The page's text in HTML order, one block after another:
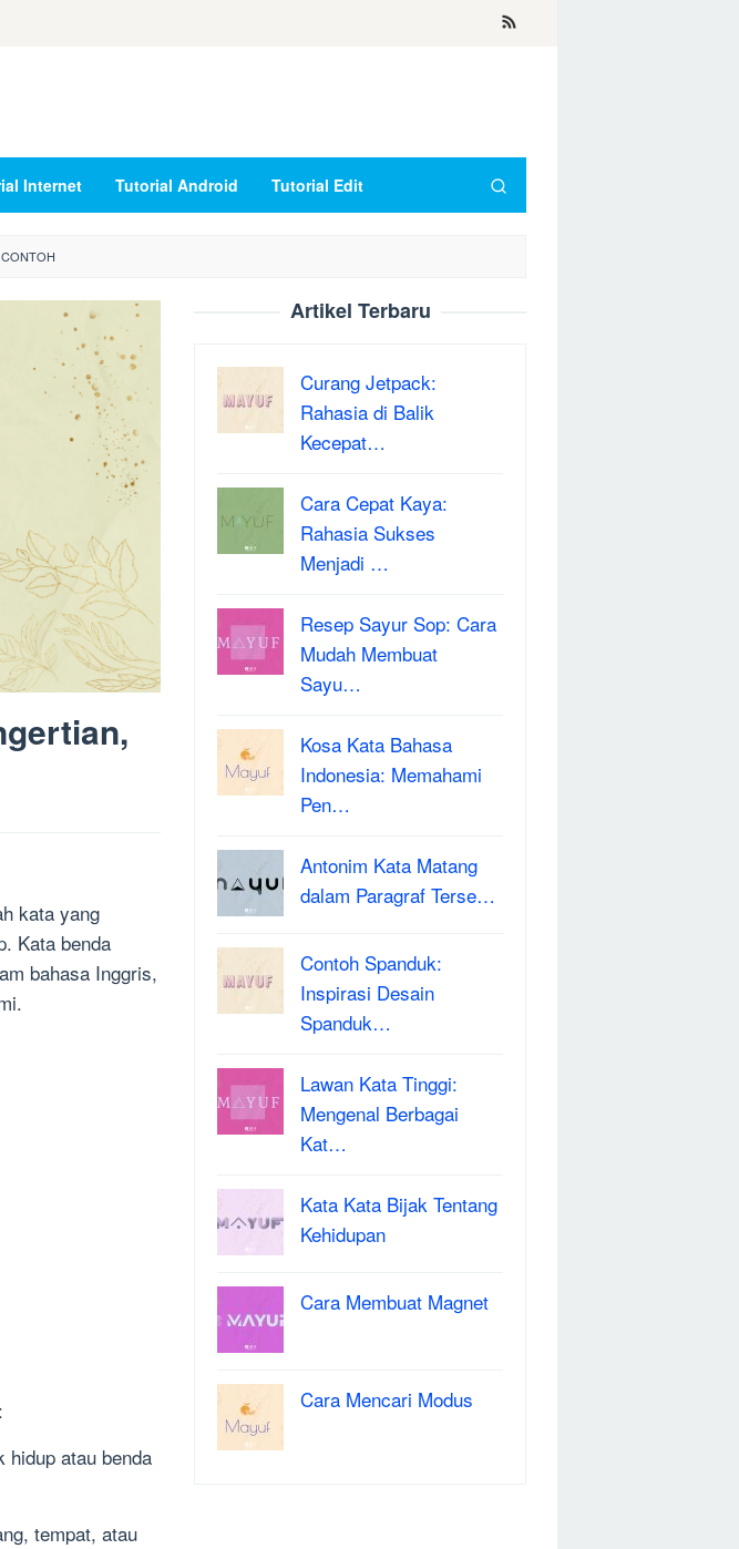
Internet Tutorial Android Tutorial Edit
kata yang
Kata benda
bahasa Inggris,
hidup atau benda
tempat, atau
Artikel Terbaru
Curang Jetpack:
Rahasia di Balik
Kecepat…
Cara Cepat Kaya:
Rahasia Sukses
Menjadi …
Resep Sayur Sop: Cara
Mudah Membuat
Sayu…
Kosa Kata Bahasa
Indonesia: Memahami
Pen…
Antonim Kata Matang
dalam Paragraf Terse…
Contoh Spanduk:
Inspirasi Desain
Spanduk…
Lawan Kata Tinggi:
Mengenal Berbagai
Kat…
Kata Kata Bijak Tentang
Kehidupan
Cara Membuat Magnet
Cara Mencari Modus